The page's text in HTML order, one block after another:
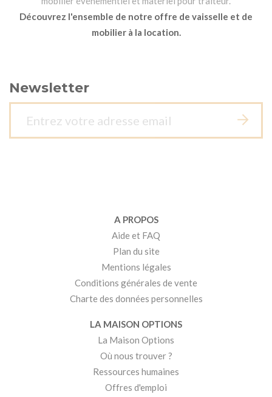
Découvrez l'ensemble de notre offre de vaisselle et de
mobilier à la location.
Newsletter
A PROPOS
Aide et FAQ
Plan du site
Mentions légales
Conditions générales de vente
Charte des données personnelles
LA MAISON OPTIONS
La Maison Options
Où nous trouver ?
Ressources humaines
Offres d'emploi